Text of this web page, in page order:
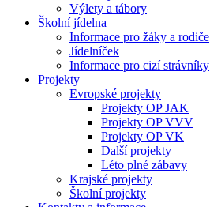
Výlety a tábory
Školní jídelna
Informace pro žáky a rodiče
Jídelníček
Informace pro cizí strávníky
Projekty
Evropské projekty
Projekty OP JAK
Projekty OP VVV
Projekty OP VK
Další projekty
Léto plné zábavy
Krajské projekty
Školní projekty